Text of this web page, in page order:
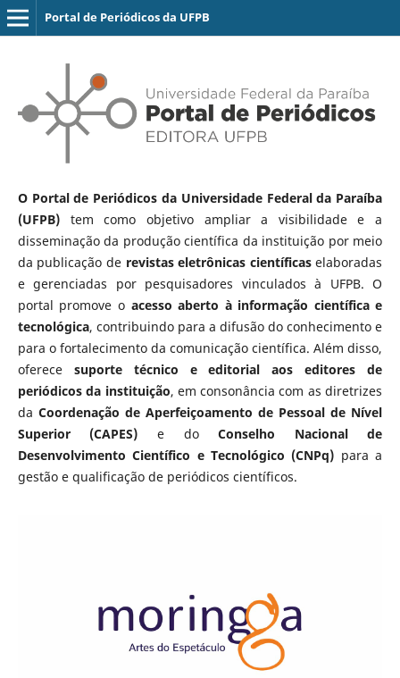
Portal de Periódicos da UFPB
O Portal de Periódicos da Universidade Federal da Paraíba
(UFPB)tem como objetivo ampliar a visibilidade e a
disseminação da produção científica da instituição por meio
da publicação de revistas eletrônicas científicaselaboradas
e gerenciadas por pesquisadores vinculados à UFPB. O
portal promove o acesso aberto à informação científica e
tecnológica, contribuindo para a difusão do conhecimento e
para o fortalecimento da comunicação científica. Além disso,
oferece suporte técnico e editorial aos editores de
periódicos da instituição, em consonância com as diretrizes
da Coordenação de Aperfeiçoamento de Pessoal de Nível
Superior (CAPES) e doConselho Nacional de
Desenvolvimento Científico e Tecnológico (CNPq) para a
gestão e qualificação de periódicos científicos.